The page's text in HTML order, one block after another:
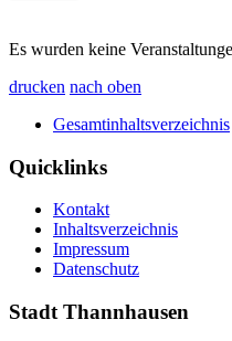
Es wurden keine
drucken nach oben
Gesamtinhaltsverzeichnis
Quicklinks
Kontakt
Inhaltsverzeichnis
Impressum
Datenschutz
Stadt Thannhausen